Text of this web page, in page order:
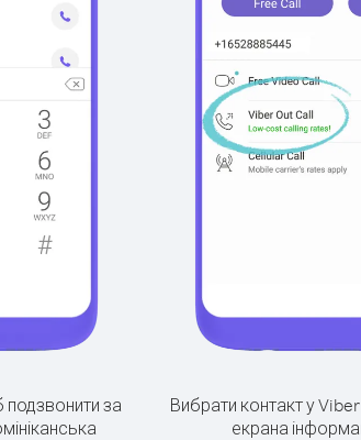
за
Вибрати контакт у
екрана